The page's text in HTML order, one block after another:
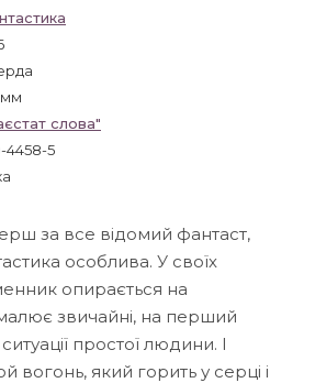
мм
слова"
4458-5
за все відомий фантаст,
особлива. У своїх
опирається на
малює звичайні, на перший
простої людини. І
вогонь, який горить у серці і